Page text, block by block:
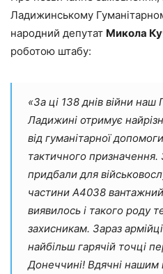
Ладижинському
народний депутат Микола
роботою штабу:
«За ці 138 днів війни наш
Ладижині отримує
від гуманітарної
тактичного призначення.
придбали для
частини А4038
виявилось і такого роду
захисникам. Зараз
найбільш гарячій точці
Донеччині! Вдячні нашим